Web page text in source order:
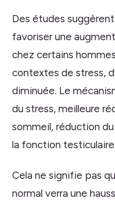
Des études
favoriser une
chez certains
contextes de stress,
diminuée. Le
du stress, meilleure
sommeil, réduction
la fonction testiculaire.
Cela ne signifie pas
normal verra une